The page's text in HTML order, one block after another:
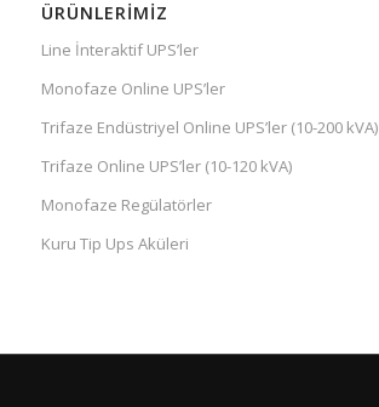
ÜRÜNLERIMIZ
Line İnteraktif UPS’ler
Monofaze Online UPS’ler
Trifaze Endüstriyel Online UPS’ler (10-200 kVA)
Trifaze Online UPS’ler (10-120 kVA)
Monofaze Regülatörler
Kuru Tip Ups Aküleri